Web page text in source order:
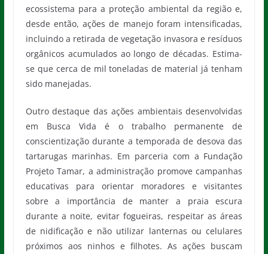
ecossistema para a proteção ambiental da região e,
desde então, ações de manejo foram intensificadas,
incluindo a retirada de vegetação invasora e resíduos
orgânicos acumulados ao longo de décadas. Estima-
se que cerca de mil toneladas de material já tenham
sido manejadas.
Outro destaque das ações ambientais desenvolvidas
em Busca Vida é o trabalho permanente de
conscientização durante a temporada de desova das
tartarugas marinhas. Em parceria com a Fundação
Projeto Tamar, a administração promove campanhas
educativas para orientar moradores e visitantes
sobre a importância de manter a praia escura
durante a noite, evitar fogueiras, respeitar as áreas
de nidificação e não utilizar lanternas ou celulares
próximos aos ninhos e filhotes. As ações buscam